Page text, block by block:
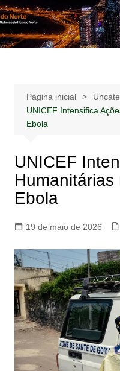
Ir
para
o
Notícias – Publicidades –
Página inicial
UNICEF Intensifica
Ebola
UNICEF
Ebola
19 de maio de 2026